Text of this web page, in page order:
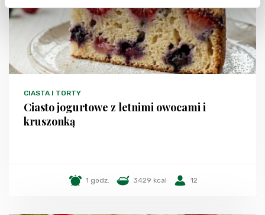
CIASTA I TORTY
Ciasto jogurtowe z letnimi owocami i
kruszonką
1 godz. 3429 kcal 12